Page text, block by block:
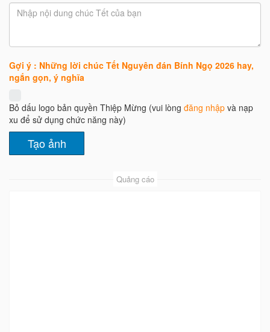
Gợi ý : Những lời chúc Tết Nguyên đán Bính Ngọ 2026 hay,
ngắn gọn, ý nghĩa
Bỏ dấu logo bản quyền Thiệp Mừng (vui lòng đăng nhập và nạp
xu để sử dụng chức năng này)
Quảng cáo